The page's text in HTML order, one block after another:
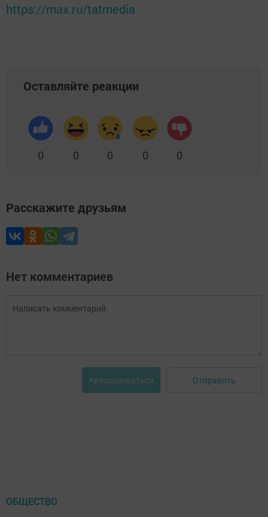
https://max.ru/tatmedia
Оставляйте реакции
0 0 0 0 0
Расскажите друзьям
Нет комментариев
Авторизоваться Отправить
ОБЩЕСТВО